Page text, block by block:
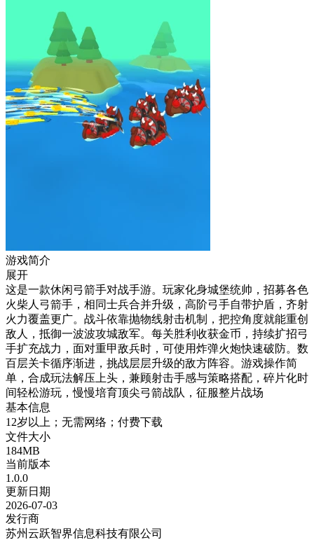
游戏简介
展开
这是一款休闲弓箭手对战手游。玩家化身城堡统帅，招募各色
火柴人弓箭手，相同士兵合并升级，高阶弓手自带护盾，齐射
火力覆盖更广。战斗依靠抛物线射击机制，把控角度就能重创
敌人，抵御一波波攻城敌军。每关胜利收获金币，持续扩招弓
手扩充战力，面对重甲敌兵时，可使用炸弹火炮快速破防。数
百层关卡循序渐进，挑战层层升级的敌方阵容。游戏操作简
单，合成玩法解压上头，兼顾射击手感与策略搭配，碎片化时
间轻松游玩，慢慢培育顶尖弓箭战队，征服整片战场
基本信息
12岁以上；无需网络；付费下载
文件大小
184MB
当前版本
1.0.0
更新日期
2026-07-03
发行商
苏州云跃智界信息科技有限公司